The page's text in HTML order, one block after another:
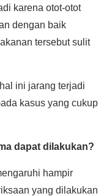
karena otot-otot
dengan baik
tersebut sulit
ini jarang terjadi
kasus yang cukup
dapat dilakukan?
hampir
yang dilakukan